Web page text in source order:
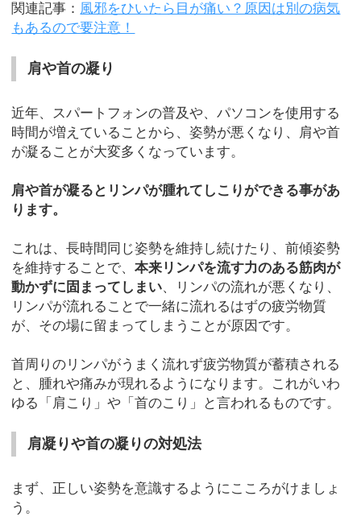
関連記事： 風邪をひいたら目が痛い？原因は別の病気
もあるので要注意！
肩や首の凝り
近年、スパートフォンの普及や、パソコンを使用する
時間が増えていることから、姿勢が悪くなり、肩や首
が凝ることが大変多くなっています。
肩や首が凝るとリンパが腫れてしこりができる事があ
ります。
これは、長時間同じ姿勢を維持し続けたり、前傾姿勢
を維持することで、本来リンパを流す力のある筋肉が
動かずに固まってしまい、リンパの流れが悪くなり、
リンパが流れることで一緒に流れるはずの疲労物質
が、その場に留まってしまうことが原因です。
首周りのリンパがうまく流れず疲労物質が蓄積される
と、腫れや痛みが現れるようになります。これがいわ
ゆる「肩こり」や「首のこり」と言われるものです。
肩凝りや首の凝りの対処法
まず、正しい姿勢を意識するようにこころがけましょ
う。